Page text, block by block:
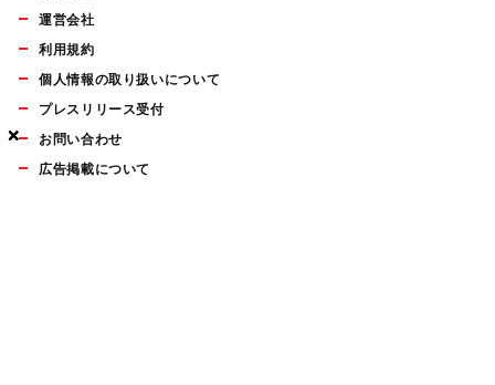
×
×
×
運営会社
利用規約
個人情報の取り扱いについて
プレスリリース受付
お問い合わせ
広告掲載について